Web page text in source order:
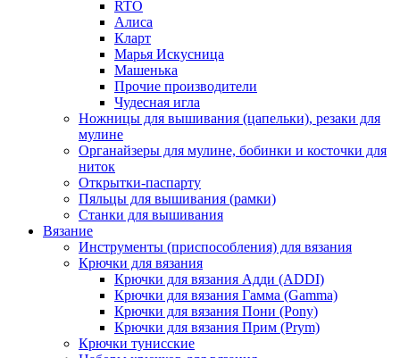
RTO
Алиса
Кларт
Марья Искусница
Машенька
Прочие производители
Чудесная игла
Ножницы для вышивания (цапельки), резаки для
мулине
Органайзеры для мулине, бобинки и косточки для
ниток
Открытки-паспарту
Пяльцы для вышивания (рамки)
Станки для вышивания
Вязание
Инструменты (приспособления) для вязания
Крючки для вязания
Крючки для вязания Адди (ADDI)
Крючки для вязания Гамма (Gamma)
Крючки для вязания Пони (Pony)
Крючки для вязания Прим (Prym)
Крючки тунисские